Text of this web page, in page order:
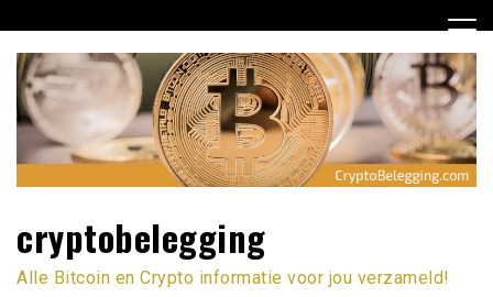
naar
inhoud
cryptobelegging
Alle Bitcoin en Crypto informatie voor jou verzameld!